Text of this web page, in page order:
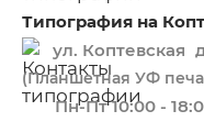
Типография на
ул. Коптевская
(Планшетная УФ
Пн-Пт 10:00 -